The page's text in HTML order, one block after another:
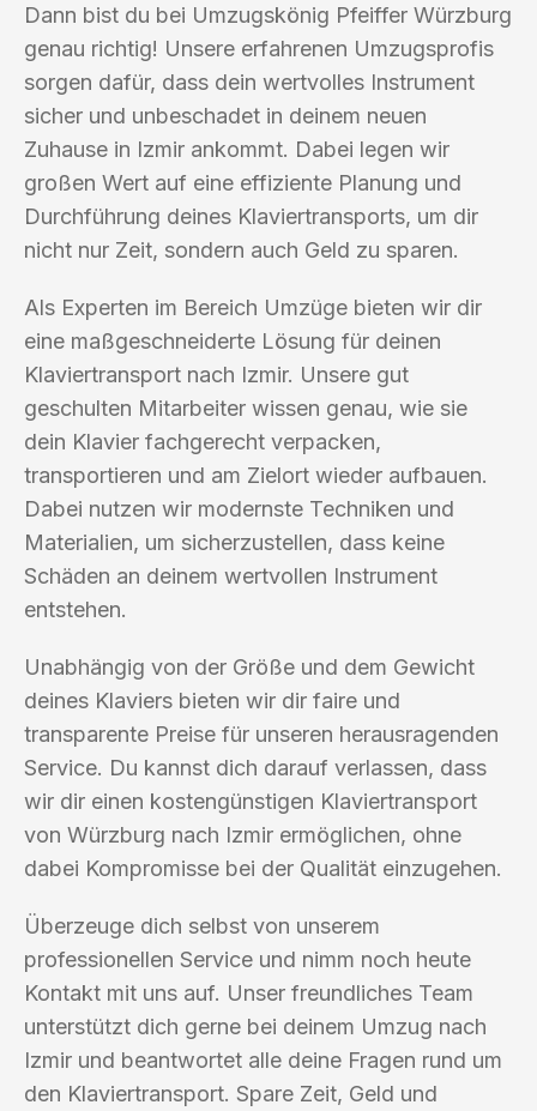
Dann bist du bei Umzugskönig Pfeiffer Würzburg
genau richtig! Unsere erfahrenen Umzugsprofis
sorgen dafür, dass dein wertvolles Instrument
sicher und unbeschadet in deinem neuen
Zuhause in Izmir ankommt. Dabei legen wir
großen Wert auf eine effiziente Planung und
Durchführung deines Klaviertransports, um dir
nicht nur Zeit, sondern auch Geld zu sparen.
Als Experten im Bereich Umzüge bieten wir dir
eine maßgeschneiderte Lösung für deinen
Klaviertransport nach Izmir. Unsere gut
geschulten Mitarbeiter wissen genau, wie sie
dein Klavier fachgerecht verpacken,
transportieren und am Zielort wieder aufbauen.
Dabei nutzen wir modernste Techniken und
Materialien, um sicherzustellen, dass keine
Schäden an deinem wertvollen Instrument
entstehen.
Unabhängig von der Größe und dem Gewicht
deines Klaviers bieten wir dir faire und
transparente Preise für unseren herausragenden
Service. Du kannst dich darauf verlassen, dass
wir dir einen kostengünstigen Klaviertransport
von Würzburg nach Izmir ermöglichen, ohne
dabei Kompromisse bei der Qualität einzugehen.
Überzeuge dich selbst von unserem
professionellen Service und nimm noch heute
Kontakt mit uns auf. Unser freundliches Team
unterstützt dich gerne bei deinem Umzug nach
Izmir und beantwortet alle deine Fragen rund um
den Klaviertransport. Spare Zeit, Geld und